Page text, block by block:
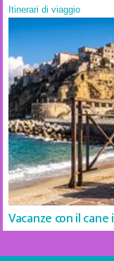
Itinerari di viaggio
Vacanze con il